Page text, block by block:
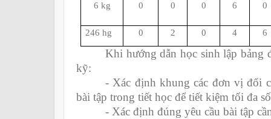
6 kg 0 0 0 6 0
246 hg 0 2 0 4 6
Khi hướng dẫn học sinh lập bảng
kỹ:
- Xác định khung các đơn vị đổi
bài tập trong tiết học để tiết kiệm tối đa
- Xác định đúng yêu cầu bài tập